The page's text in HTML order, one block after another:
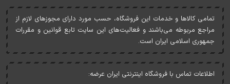
تمامی کالاها و خدمات اين فروشگاه، حسب مورد دارای مجوزهای لازم از
مراجع مربوطه می‌باشند و فعاليت‌های اين سايت تابع قوانين و مقررات
جمهوری اسلامی ايران است.
اطلاعات تماس با فروشگاه اینترنتی ایران عرضه: